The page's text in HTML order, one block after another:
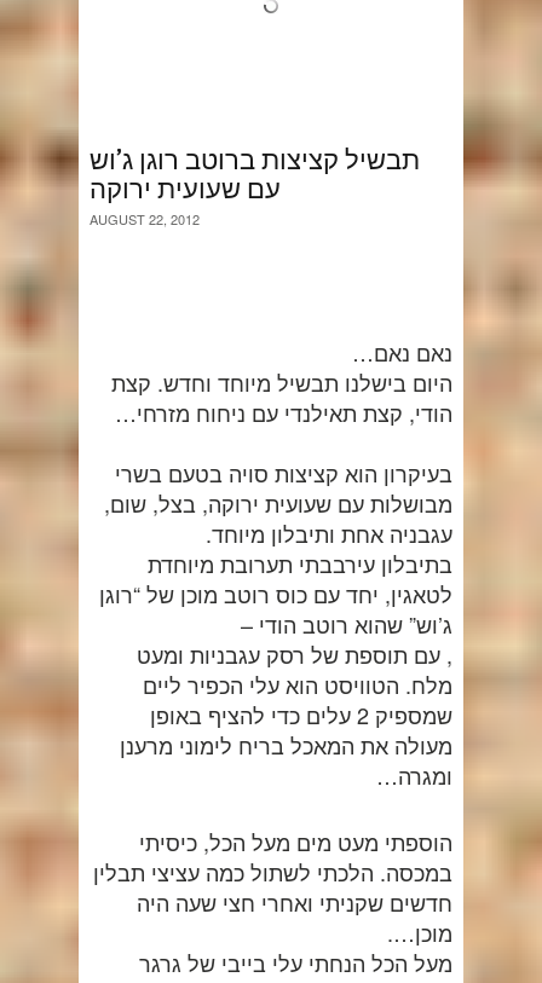
תבשיל קציצות ברוטב רוגן ג’וש
עם שעועית ירוקה
AUGUST 22, 2012
נאם נאם…
היום בישלנו תבשיל מיוחד וחדש. קצת
הודי, קצת תאילנדי עם ניחוח מזרחי…
בעיקרון הוא קציצות סויה בטעם בשרי
מבושלות עם שעועית ירוקה, בצל, שום,
עגבניה אחת ותיבלון מיוחד.
בתיבלון עירבבתי תערובת מיוחדת
לטאגין, יחד עם כוס רוטב מוכן של “רוגן
ג’וש” שהוא רוטב הודי –
, עם תוספת של רסק עגבניות ומעט
מלח. הטוויסט הוא עלי הכפיר ליים
שמספיק 2 עלים כדי להציף באופן
מעולה את המאכל בריח לימוני מרענן
ומגרה…
הוספתי מעט מים מעל הכל, כיסיתי
במכסה. הלכתי לשתול כמה עציצי תבלין
חדשים שקניתי ואחרי חצי שעה היה
מוכן….
מעל הכל הנחתי עלי בייבי של גרגר